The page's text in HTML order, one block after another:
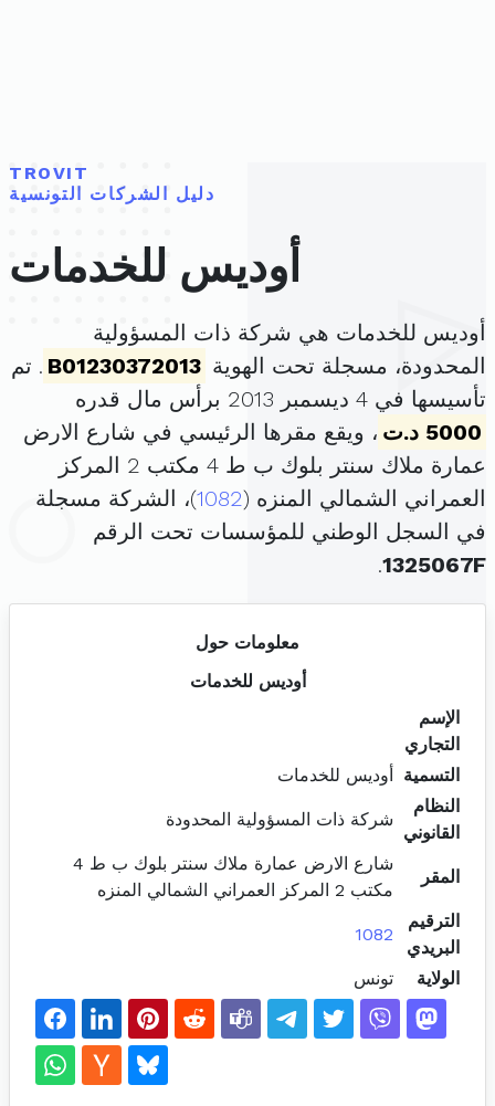
TROVIT
دليل الشركات التونسية
أوديس للخدمات
أوديس للخدمات هي شركة ذات المسؤولية
المحدودة، مسجلة تحت الهوية B01230372013 . تم
تأسيسها في 4 ديسمبر 2013 برأس مال قدره
5000 د.ت
، ويقع مقرها الرئيسي في شارع الارض
عمارة ملاك سنتر بلوك ب ط 4 مكتب 2 المركز
العمراني الشمالي المنزه (1082)، الشركة مسجلة
في السجل الوطني للمؤسسات تحت الرقم
1325067F
.
معلومات حول
أوديس للخدمات
الإسم
التجاري
التسمية
أوديس للخدمات
النظام
القانوني
شركة ذات المسؤولية المحدودة
المقر
شارع الارض عمارة ملاك سنتر بلوك ب ط 4
مكتب 2 المركز العمراني الشمالي المنزه
الترقيم
البريدي
1082
الولاية تونس